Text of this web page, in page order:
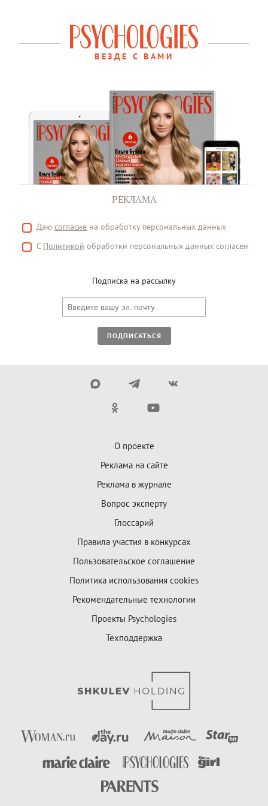
ВЕЗДЕ С ВАМИ
РЕКЛАМА
Даю согласие на обработку персональных данных
С Политикой обработки персональных данных согласен
Подписка на рассылку
ПОДПИСАТЬСЯ
О проекте
Реклама на сайте
Реклама в журнале
Вопрос эксперту
Глоссарий
Правила участия в конкурсах
Пользовательское соглашение
Политика использования cookies
Рекомендательные технологии
Проекты Psychologies
Техподдержка